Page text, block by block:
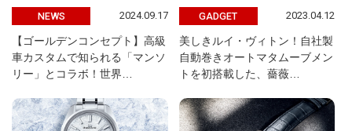
NEWS 2024.09.17
【ゴールデンコンセプト】高級
車カスタムで知られる「マンソ
リー」とコラボ！世界…
GADGET 2023.04.12
美しきルイ・ヴィトン！自社製
自動巻きオートマタムーブメン
トを初搭載した、薔薇…